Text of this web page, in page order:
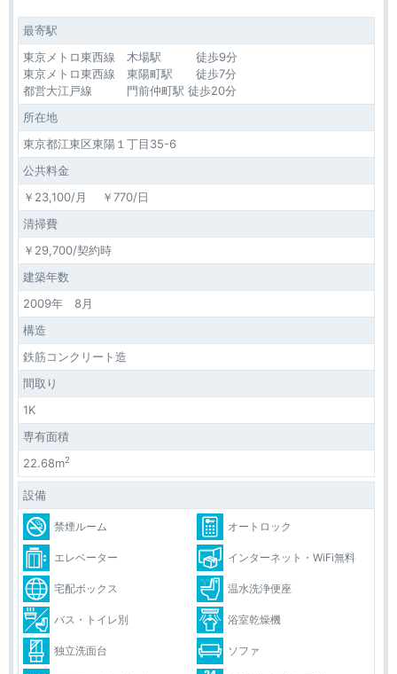
最寄駅
東京メトロ東西線 木場駅 徒歩9分
東京メトロ東西線 東陽町駅 徒歩7分
都営大江戸線 門前仲町駅 徒歩20分
所在地
東京都江東区東陽１丁目35-6
公共料金
￥23,100/月 ￥770/日
清掃費
￥29,700/契約時
建築年数
2009年 8月
構造
鉄筋コンクリート造
間取り
1K
専有面積
22.68m2
設備
禁煙ルーム オートロック
エレベーター インターネット・WiFi無料
宅配ボックス 温水洗浄便座
バス・トイレ別 浴室乾燥機
独立洗面台 ソファ